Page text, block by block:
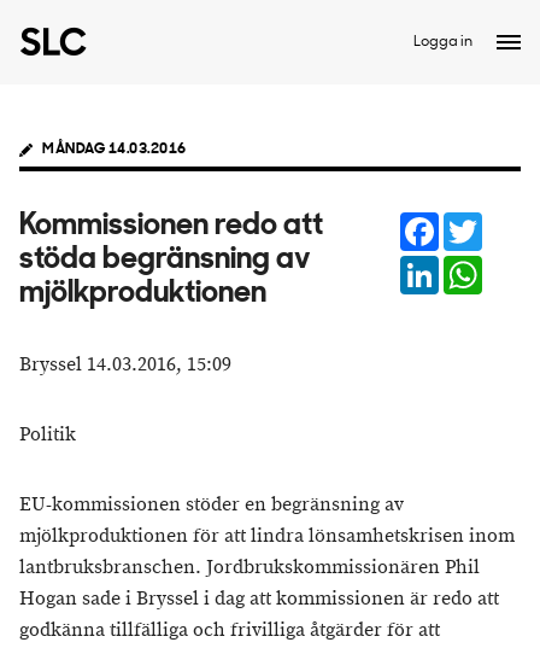
Logga in
MÅNDAG 14.03.2016
Kommissionen redo att
stöda begränsning av
mjölkproduktionen
Facebook
LinkedIn
Bryssel 14.03.2016, 15:09
Politik
EU-kommissionen stöder en begränsning av
mjölkproduktionen för att lindra lönsamhetskrisen inom
lantbruksbranschen. Jordbrukskommissionären Phil
Hogan sade i Bryssel i dag att kommissionen är redo att
godkänna tillfälliga och frivilliga åtgärder för att